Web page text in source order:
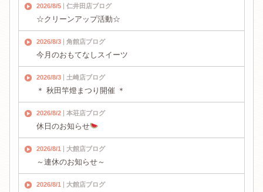
2026/8/5 仁井田店ブログ
☆クリーンアップ活動☆
2026/8/3 角館店ブログ
今月のおもてなしスイーツ
2026/8/3 土崎店ブログ
＊ 秋田竿燈まつり開催 ＊
2026/8/2 本荘店ブログ
休日のお知らせ
2026/8/1 大館店ブログ
～連休のお知らせ～
2026/8/1 大館店ブログ